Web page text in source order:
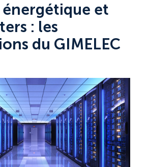
et
: les
du GIMELEC